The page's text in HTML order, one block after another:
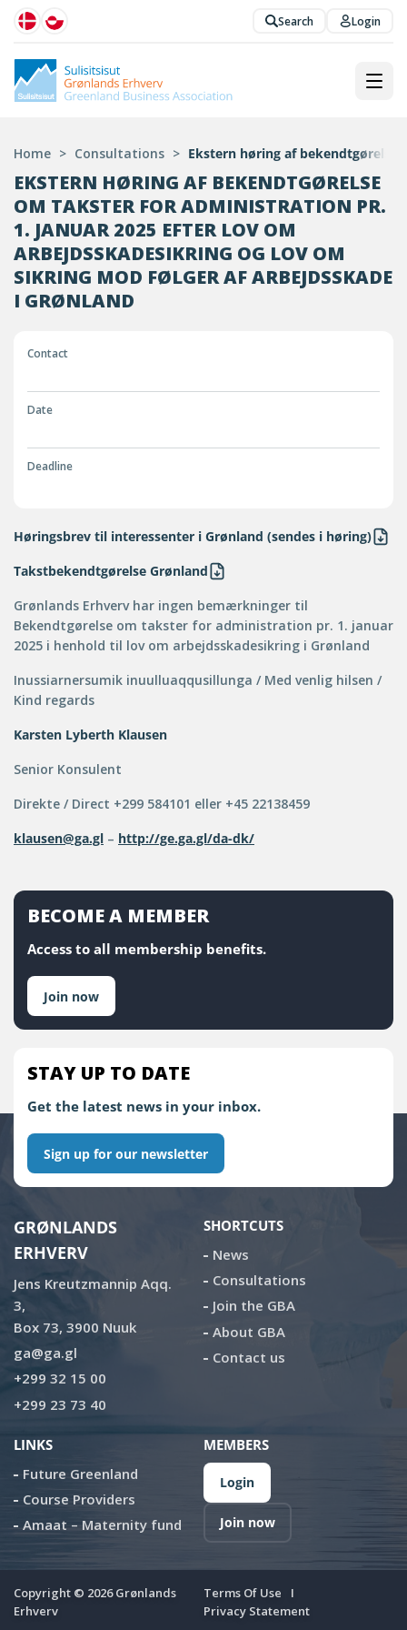
Search Login
Home > Consultations > Ekstern høring af
EKSTERN HØRING AF BEKENDTGØRELSE
OM TAKSTER FOR ADMINISTRATION PR.
1. JANUAR 2025 EFTER LOV OM
ARBEJDSSKADESIKRING OG LOV OM
SIKRING MOD FØLGER AF ARBEJDSSKADE
I GRØNLAND
Contact
Date
Deadline
Høringsbrev til interessenter i Grønland (sendes i høring)
Takstbekendtgørelse Grønland
Grønlands Erhverv har ingen bemærkninger til
Bekendtgørelse om takster for administration pr. 1. januar
2025 i henhold til lov om arbejdsskadesikring i Grønland
Inussiarnersumik inuulluaqqusillunga / Med venlig hilsen /
Kind regards
Karsten Lyberth Klausen
Senior Konsulent
Direkte / Direct +299 584101 eller +45 22138459
klausen@ga.gl – http://ge.ga.gl/da-dk/
BECOME A MEMBER
Access to all membership benefits.
Join now
STAY UP TO DATE
Get the latest news in your inbox.
Sign up for our newsletter
GRØNLANDS
ERHVERV
Jens Kreutzmannip Aqq.
3,
Box 73, 3900 Nuuk
ga@ga.gl
+299 32 15 00
+299 23 73 40
SHORTCUTS
News
Consultations
Join the GBA
About GBA
Contact us
LINKS
Future Greenland
Course Providers
Amaat – Maternity fund
MEMBERS
Login
Join now
Copyright © 2026Grønlands
Erhverv
Terms Of Use
Privacy Statement